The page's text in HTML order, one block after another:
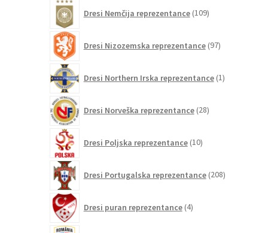
Dresi Nemčija reprezentance 109izdelkov
Dresi Nizozemska reprezentance 97izdelkov
Dresi Northern Irska reprezentance 1izdelek
Dresi Norveška reprezentance 28izdelkov
Dresi Poljska reprezentance 10izdelkov
Dresi Portugalska reprezentance 208izdelkov
Dresi puran reprezentance 4izdelki